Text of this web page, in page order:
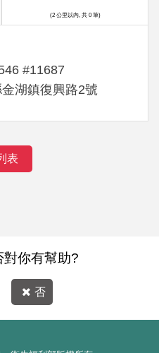
#11687
湖鎮復興路2號
(2 公里以內, 共 0 筆)
表
你有幫助?
否